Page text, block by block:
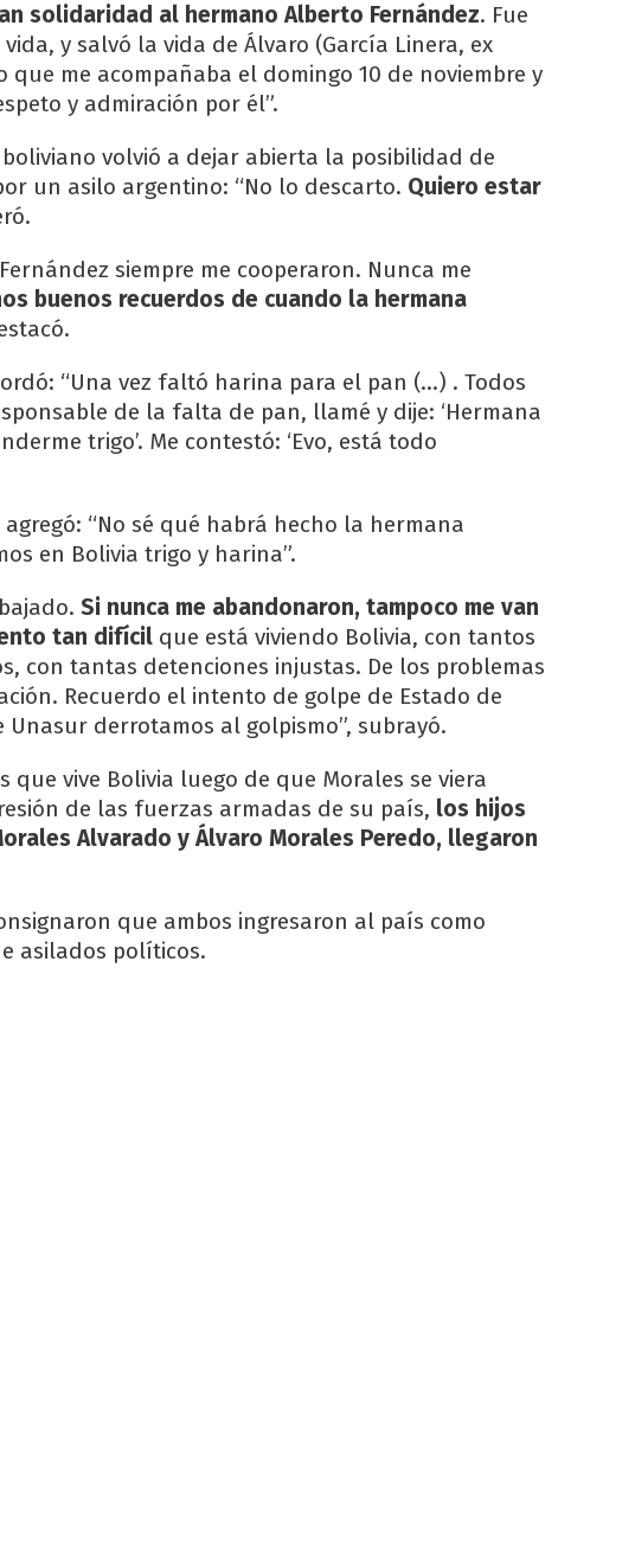
solidaridad al hermano Alberto Fernández. Fue
y salvó la vida de Álvaro (García Linera, ex
que me acompañaba el domingo 10 de noviembre y
y admiración por él”.
volvió a dejar abierta la posibilidad de
un asilo argentino: “No lo descarto. Quiero estar
siempre me cooperaron. Nunca me
buenos recuerdos de cuando la hermana
“Una vez faltó harina para el pan (…) . Todos
de la falta de pan, llamé y dije: ‘Hermana
trigo’. Me contestó: ‘Evo, está todo
“No sé qué habrá hecho la hermana
en Bolivia trigo y harina”.
Si nunca me abandonaron, tampoco me van
tan difícil que está viviendo Bolivia, con tantos
con tantas detenciones injustas. De los problemas
Recuerdo el intento de golpe de Estado de
Unasur derrotamos al golpismo”, subrayó.
que vive Bolivia luego de que Morales se viera
de las fuerzas armadas de su país, los hijos
Alvarado y Álvaro Morales Peredo, llegaron
que ambos ingresaron al país como
asilados políticos.